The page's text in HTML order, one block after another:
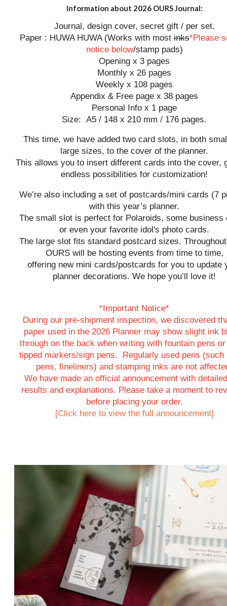
Information about 2026 OURS Journal:
Journal, design cover, secret gift / per set.
Paper : HUWA HUWA (Works with mostinks*Please
notice below/stamp pads)
Opening x 3 pages
Monthly x 26 pages
Weekly x 108 pages
Appendix & Free page x 38 pages
Personal Info x 1 page
Size: A5 / 148 x 210 mm / 176 pages.
This time, we have added two card slots, in both
large sizes, to the cover of the planner.
This allows you to insert different cards into the cover,
endless possibilities for customization!
We’re also including a set of postcards/mini cards (7
with this year’s planner.
The small slot is perfect for Polaroids, some business
or even your favorite idol's photo cards.
The large slot fits standard postcard sizes.
OURS will be hosting events from time to time,
offering new mini cards/postcards for you to update
planner decorations. We hope you’ll love it!
*Important Notice*
During our pre-shipment inspection, we discovered
paper used in the 2026 Planner may show slight ink
through on the back when writing with fountain pens
tipped markers/sign pens. Regularly used pens (such
pens, fineliners) and stamping inks are not
We have made an official announcement with
results and explanations. Please take a moment to
before placing your order.
[Click here to view the full announcement]